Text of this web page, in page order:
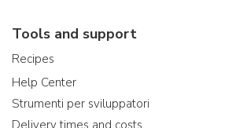
Tools and support
Recipes
Help Center
Strumenti per sviluppatori